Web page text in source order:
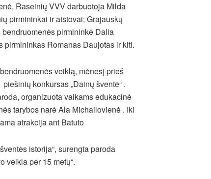
Raseinių VVV darbuotoja Milda
pirmininkai ir atstovai; Grajauskų
pirmininkė Dalia
Romanas Daujotas ir kiti.
veiklą, mėnesį prieš
konkursas „Dainų šventė“ .
organizuota vaikams edukacinė
tarybos narė Ala Michailovienė . Iki
atrakcija ant Batuto
istorija“, surengta paroda
veikla per 15 metų“.